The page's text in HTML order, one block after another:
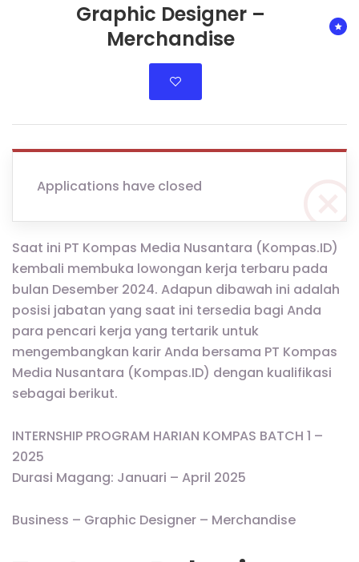
Graphic Designer –
Merchandise
Applications have closed
Saat ini PT Kompas Media Nusantara (Kompas.ID)
kembali membuka lowongan kerja terbaru pada
bulan Desember 2024. Adapun dibawah ini adalah
posisi jabatan yang saat ini tersedia bagi Anda
para pencari kerja yang tertarik untuk
mengembangkan karir Anda bersama PT Kompas
Media Nusantara (Kompas.ID) dengan kualifikasi
sebagai berikut.
INTERNSHIP PROGRAM HARIAN KOMPAS BATCH 1 –
2025
Durasi Magang: Januari – April 2025
Business – Graphic Designer – Merchandise